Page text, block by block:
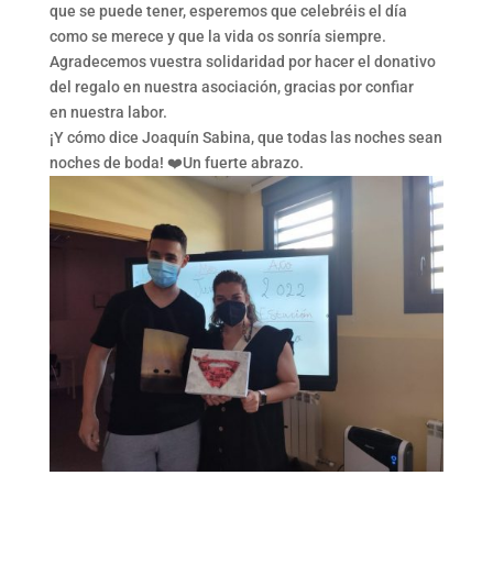
que se puede tener, esperemos que celebréis el día
como se merece y que la vida os sonría siempre.
Agradecemos vuestra solidaridad por hacer el donativo
del regalo en nuestra asociación, gracias por confiar
en nuestra labor.
¡Y cómo dice Joaquín Sabina, que todas las noches sean
noches de boda! ❤️Un fuerte abrazo.